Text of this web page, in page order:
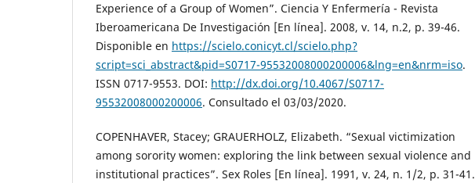
Experience of a Group of Women”. Ciencia Y Enfermería - Revista
Iberoamericana De Investigación [En línea]. 2008, v. 14, n.2, p. 39-46.
Disponible en https://scielo.conicyt.cl/scielo.php?
script=sci_abstract&pid=S0717-95532008000200006&lng=en&nrm=iso.
ISSN 0717-9553. DOI: http://dx.doi.org/10.4067/S0717-
95532008000200006. Consultado el 03/03/2020.
COPENHAVER, Stacey; GRAUERHOLZ, Elizabeth. “Sexual victimization
among sorority women: exploring the link between sexual violence and
institutional practices”. Sex Roles [En línea]. 1991, v. 24, n. 1/2, p. 31-41.